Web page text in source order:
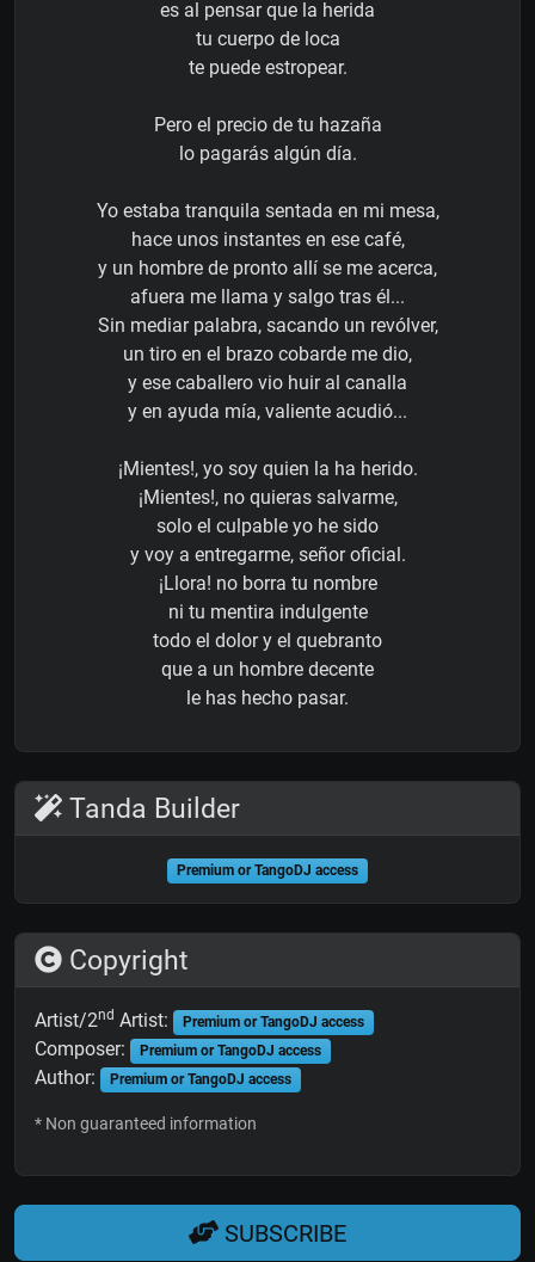
es al pensar que la herida
tu cuerpo de loca
te puede estropear.
Pero el precio de tu hazaña
lo pagarás algún día.
Yo estaba tranquila sentada en mi mesa,
hace unos instantes en ese café,
y un hombre de pronto allí se me acerca,
afuera me llama y salgo tras él...
Sin mediar palabra, sacando un revólver,
un tiro en el brazo cobarde me dio,
y ese caballero vio huir al canalla
y en ayuda mía, valiente acudió...
¡Mientes!, yo soy quien la ha herido.
¡Mientes!, no quieras salvarme,
solo el culpable yo he sido
y voy a entregarme, señor oficial.
¡Llora! no borra tu nombre
ni tu mentira indulgente
todo el dolor y el quebranto
que a un hombre decente
le has hecho pasar.
Tanda Builder
Premium or TangoDJ access
Copyright
Artist/2nd Artist: Premium or TangoDJ access
Composer: Premium or TangoDJ access
Author: Premium or TangoDJ access
* Non guaranteed information
SUBSCRIBE